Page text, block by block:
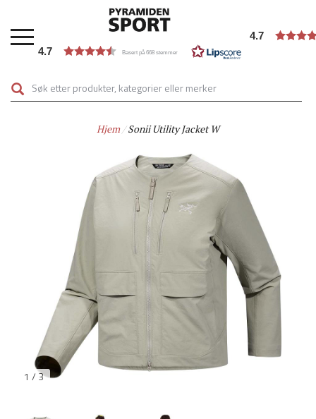
hovedinnhold
4.7 Basert på 668 stemmer
4.7
Hjem Sonii Utility Jacket W
1 / 3